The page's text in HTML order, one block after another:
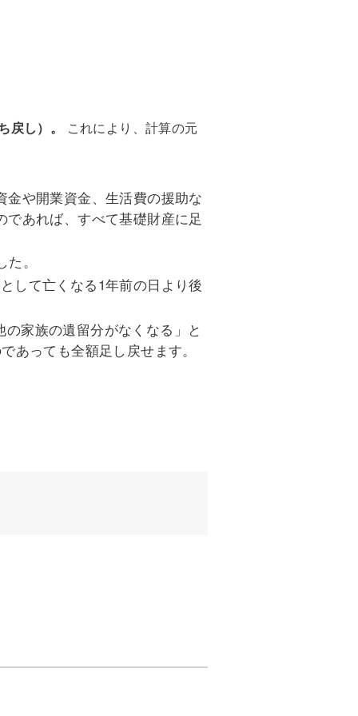
し）。
これにより、計算の元
金や開業資金、生活費の援助な
あれば、すべて基礎財産に足
。
して亡くなる1年前の日より後
の家族の遺留分がなくなる」と
あっても全額足し戻せます。